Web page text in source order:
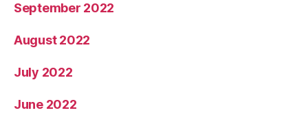
September 2022
August 2022
July 2022
June 2022